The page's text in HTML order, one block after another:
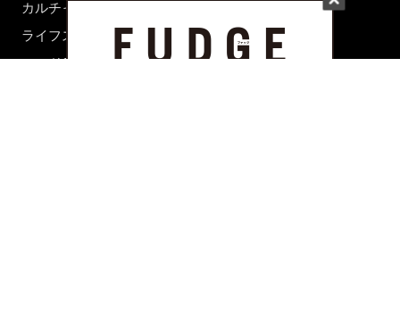
カルチャー
ライフスタイル
フード&ドリンク